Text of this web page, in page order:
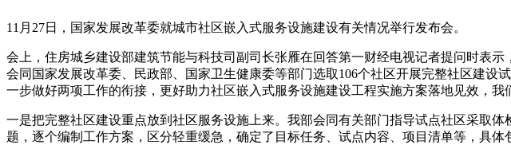
11月27日，国家发展改革委就城市社区嵌入式服务设施建设有关情况举行发布会。
会上，住房城乡建设部建筑节能与科技司副司长张雁在回答第一财经电视记者提问时表
会同国家发展改革委、民政部、国家卫生健康委等部门选取106个社区开展完整社区建
一步做好两项工作的衔接，更好助力社区嵌入式服务设施建设工程实施方案落地见效，我
一是把完整社区建设重点放到社区服务设施上来。我部会同有关部门指导试点社区采取
题，逐个编制工作方案，区分轻重缓急，确定了目标任务、试点内容、项目清单等，具